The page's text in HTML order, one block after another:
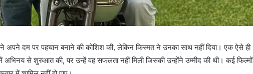
अपने दम पर पहचान बनाने की कोशिश की, लेकिन किस्मत ने उनका साथ नहीं दिया। एक ऐसे ही
अभिनय से शुरुआत की, पर उन्हें वह सफलता नहीं मिली जिसकी उन्होंने उम्मीद की थी। कई फिल्मों